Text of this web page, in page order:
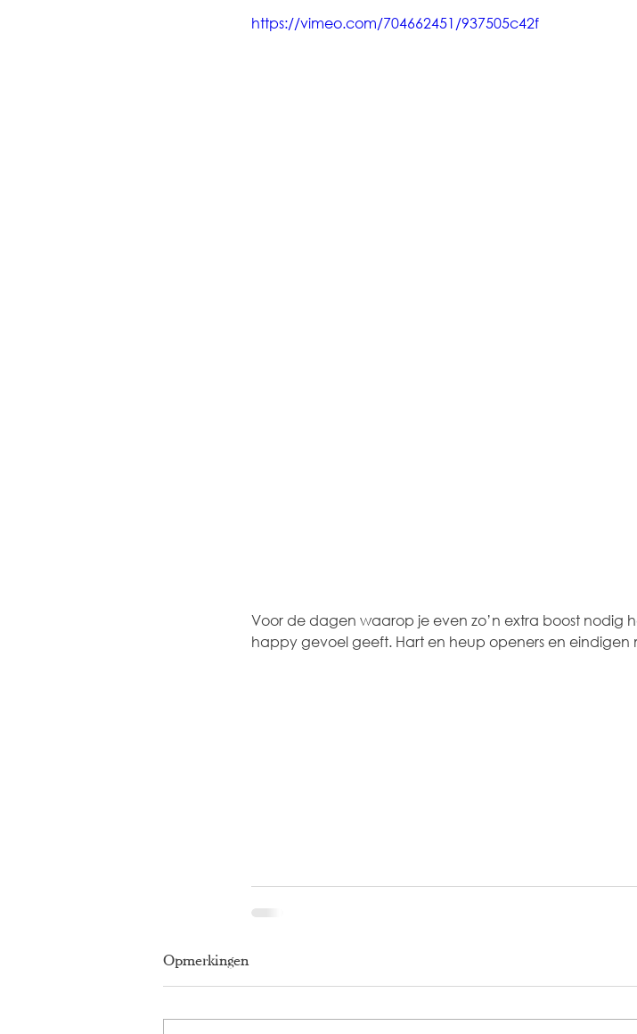
https://vimeo.com/704662451/937505c42f
Voor de dagen waarop je even zo’n extra boost nodig
happy gevoel geeft. Hart en heup openers en
Opmerkingen